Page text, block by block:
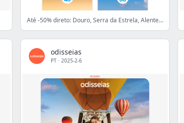
Até -50% direto: Douro, Serra da Estrela, Alentejo,...
odisseias
PT · 2025-2-6